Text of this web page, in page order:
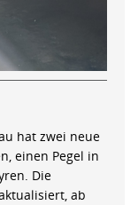
hat zwei neue
einen Pegel in
Die
ab